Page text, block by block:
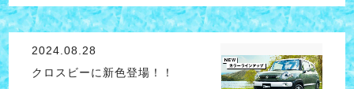
2024.08.28
クロスビーに新色登場！！